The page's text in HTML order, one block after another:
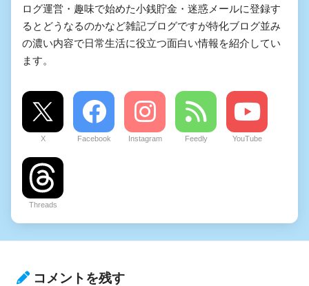
ログ運営・趣味で始めた小銭貯金・迷惑メールに登録す
るとどうなるのかなど雑記ブログですが特化ブログ並み
の濃い内容で日常生活に役立つ面白い情報を紹介してい
ます。
X Facebook Instagram Feedly YouTube
Threads
コメントを残す